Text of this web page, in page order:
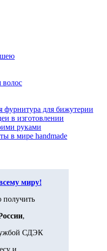
шею
волос
фурнитура для бижутерии
в изготовлении
руками
в мире handmade
миру!
получить
,
СДЭК
и